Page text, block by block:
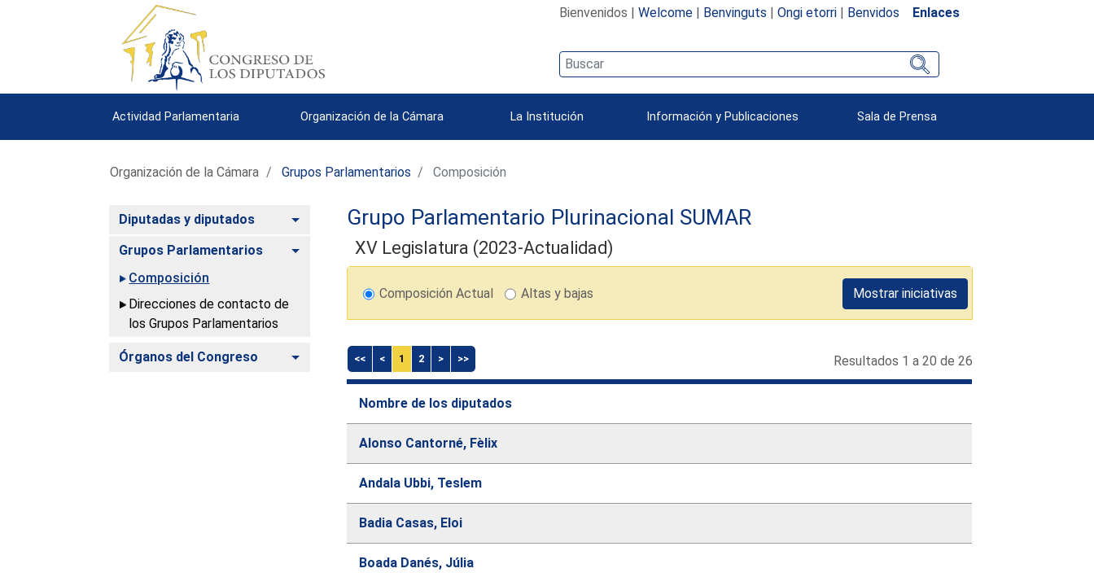
Bienvenidos | Welcome| Benvinguts | Ongi etorri| Benvidos Enlaces
Actividad Parlamentaria Organización de la Cámara La Institución Información y Publicaciones Sala de Prensa
Organización de la Cámara Grupos Parlamentarios Composición
Diputadas y diputados Alternar
Grupos Parlamentarios
Alternar
Composición
Direcciones de contacto de
los Grupos Parlamentarios
Órganos del Congreso Alternar
Grupo Parlamentario Plurinacional SUMAR
XV Legislatura (2023-Actualidad)
Mostrar iniciativas
Composición Actual Altas y bajas
<< < 1 2 > >> Resultados 1 a 20 de 26
Nombre de los diputados
Alonso Cantorné, Fèlix
Andala Ubbi, Teslem
Badia Casas, Eloi
Boada Danés, Júlia